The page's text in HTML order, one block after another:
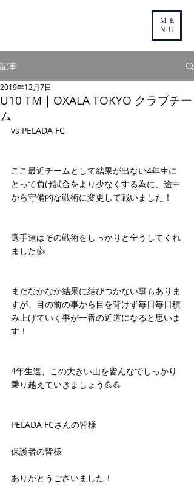
ME
NU
記事
U10 TM｜OXALA TOKYO クラブチー
ム
2019年12月7日
vs PELADA FC
ここ最近チームとして結果が出ない4年生に
とって負け試合をより少なくする為に、途中
から守備的な戦術に変更して戦いました！
選手達はその戦術をしっかりと全うしてくれ
ました👍
まだなかなか結果に結びつかない事もありま
すが、目の前の事から目を背けず毎日毎日積
み上げていく事が一番の近道になると思いま
す！
4年生達、この大きい山を皆んなでしっかり
乗り越えていきましょう💪💪
PELADA FCさんの皆様
保護者の皆様
ありがとうございました！